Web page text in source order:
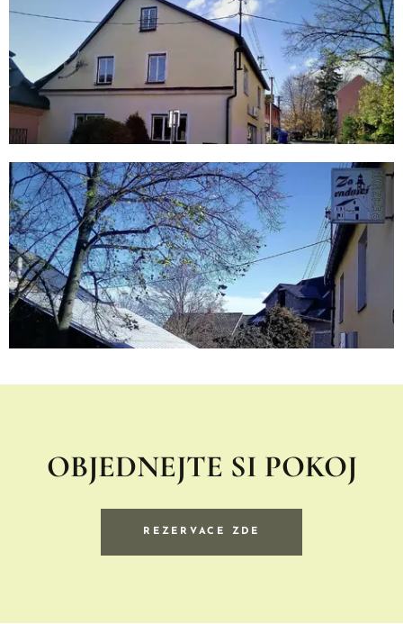
OBJEDNEJTE SI POKOJ
REZERVACE ZDE